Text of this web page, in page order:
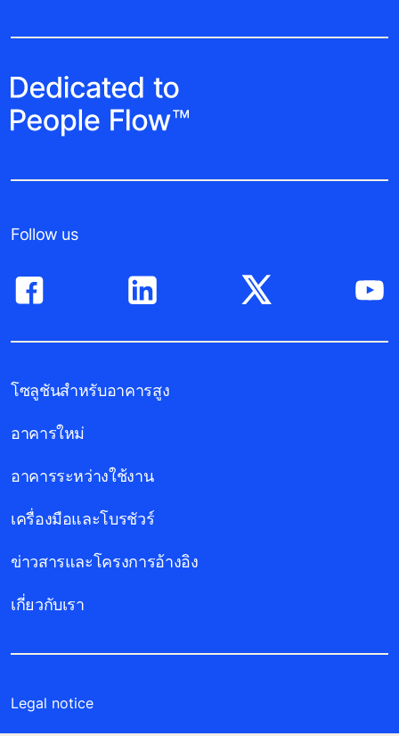
Follow us
โซลูชันสำหรับอาคารสูง
อาคารใหม่
อาคารระหว่างใช้งาน
เครื่องมือและโบรชัวร์
ข่าวสารและโครงการอ้างอิง
เกี่ยวกับเรา
Legal notice